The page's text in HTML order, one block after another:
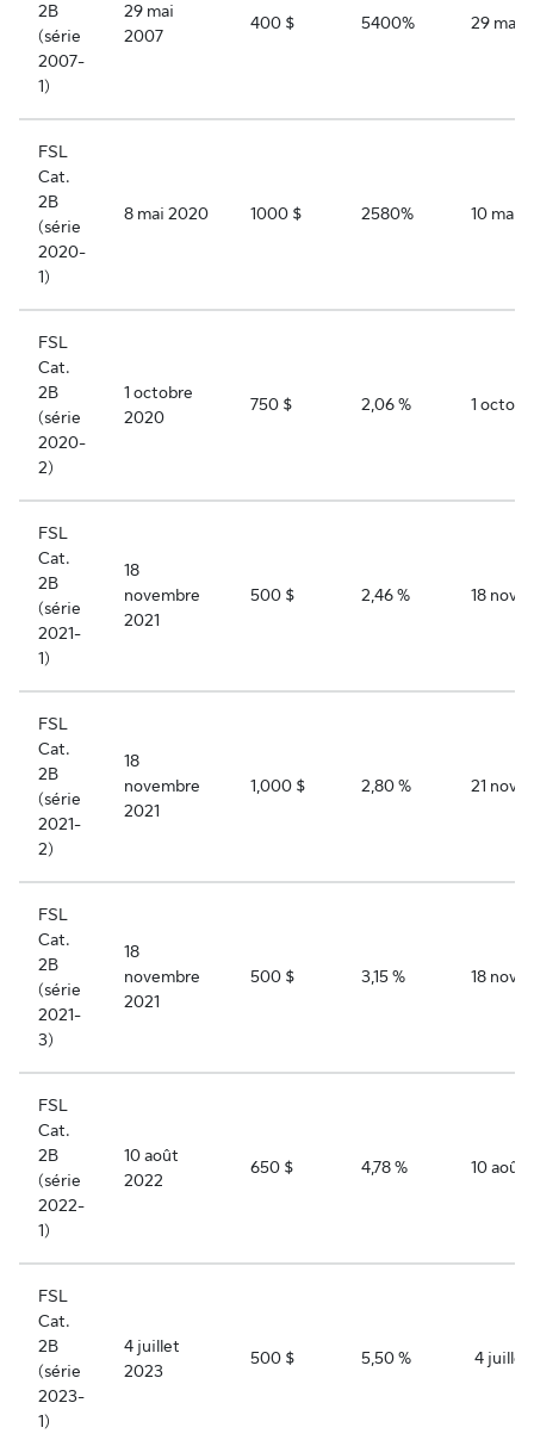
2B
(série
2007-
1)
29 mai
2007
400 $ 5400% 29 mai
FSL
Cat.
2B
(série
2020-
1)
8 mai 2020 1000 $ 2580% 10 mai
FSL
Cat.
2B
(série
2020-
2)
1 octobre
2020
750 $ 2,06 % 1
FSL
Cat.
2B
(série
2021-
1)
18
novembre
2021
500 $ 2,46 % 18
FSL
Cat.
2B
(série
2021-
2)
18
novembre
2021
1,000 $ 2,80 % 21
FSL
Cat.
2B
(série
2021-
3)
18
novembre
2021
500 $ 3,15 % 18
FSL
Cat.
2B
(série
2022-
1)
10 août
2022
650 $ 4,78 % 10 août
FSL
Cat.
2B
(série
2023-
1)
4 juillet
2023
500 $ 5,50 % 4 juillet